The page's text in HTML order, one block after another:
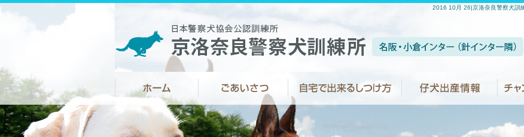
2016 10月 26|京洛奈良警察犬訓